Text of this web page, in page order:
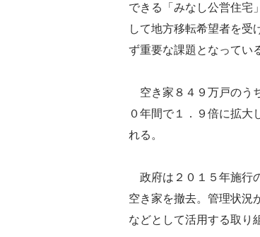
できる「みなし公営住宅
して地方移転希望者を受
ず重要な課題となってい
空き家８４９万戸のう
０年間で１．９倍に拡大
れる。
政府は２０１５年施行
空き家を撤去。管理状況
などとして活用する取り